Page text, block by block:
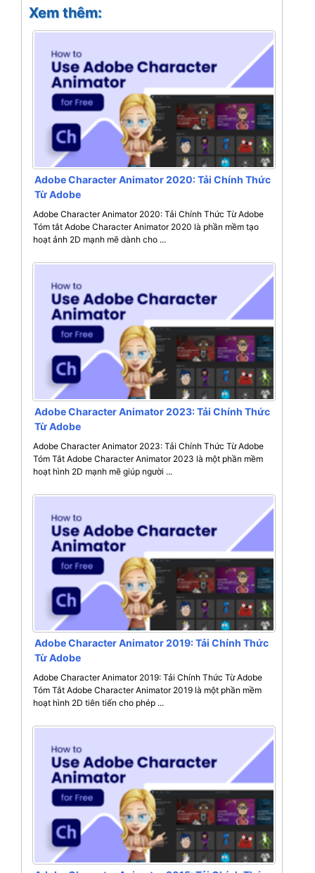
Xem thêm:
Adobe Character Animator 2020: Tải Chính Thức
Từ Adobe
Adobe Character Animator 2020: Tải Chính Thức Từ Adobe
Tóm tắt Adobe Character Animator 2020 là phần mềm tạo
hoạt ảnh 2D mạnh mẽ dành cho ...
Adobe Character Animator 2023: Tải Chính Thức
Từ Adobe
Adobe Character Animator 2023: Tải Chính Thức Từ Adobe
Tóm Tắt Adobe Character Animator 2023 là một phần mềm
hoạt hình 2D mạnh mẽ giúp người ...
Adobe Character Animator 2019: Tải Chính Thức
Từ Adobe
Adobe Character Animator 2019: Tải Chính Thức Từ Adobe
Tóm Tắt Adobe Character Animator 2019 là một phần mềm
hoạt hình 2D tiên tiến cho phép ...